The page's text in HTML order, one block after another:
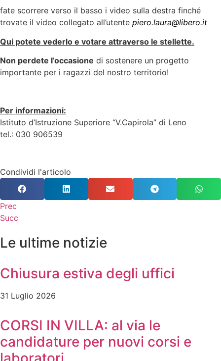
fate scorrere verso il basso i video sulla destra finché
trovate il video collegato all’utente piero.laura@libero.it
Qui potete vederlo e votare attraverso le stellette.
Non perdete l’occasione di sostenere un progetto
importante per i ragazzi del nostro territorio!
Per informazioni:
Istituto d’Istruzione Superiore “V.Capirola” di Leno
tel.: 030 906539
Condividi l'articolo
Prec
Succ
Le ultime notizie
Chiusura estiva degli uffici
31 Luglio 2026
CORSI IN VILLA: al via le
candidature per nuovi corsi e